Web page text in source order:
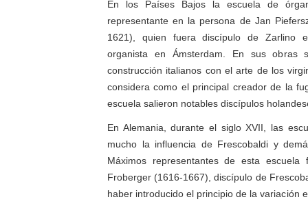
En los Países Bajos la escuela de
representante en la persona de Jan
1621), quien fuera discípulo de Zarlino
organista en Ámsterdam. En sus obras
construcción italianos con el arte de los
considera como el principal creador de la
escuela salieron notables discípulos
En Alemania, durante el siglo XVII, las
mucho la influencia de Frescobaldi y
Máximos representantes de esta escuela
Froberger (1616-1667), discípulo de
haber introducido el principio de la variación